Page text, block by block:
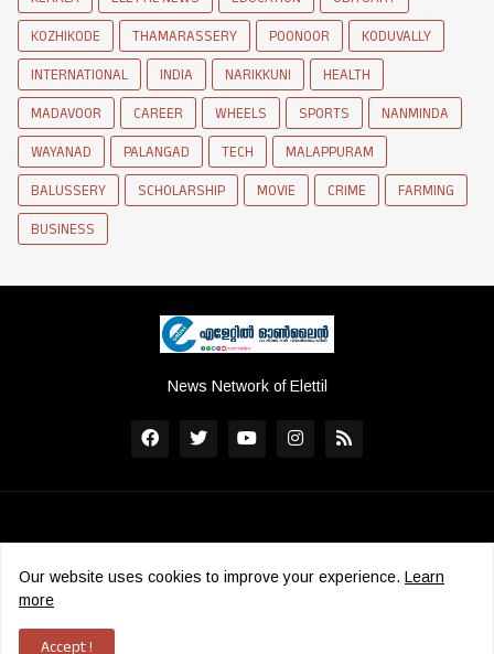
KOZHIKODE
THAMARASSERY POONOOR
KODUVALLY
INTERNATIONAL
INDIA NARIKKUNI
HEALTH
MADAVOOR
CAREER WHEELS SPORTS
NANMINDA
WAYANAD
PALANGAD TECH
MALAPPURAM
BALUSSERY
SCHOLARSHIP MOVIE CRIME
FARMING
BUSINESS
News Network of Elettil
Our website uses cookies to improve your experience. Learn
more
Accept !